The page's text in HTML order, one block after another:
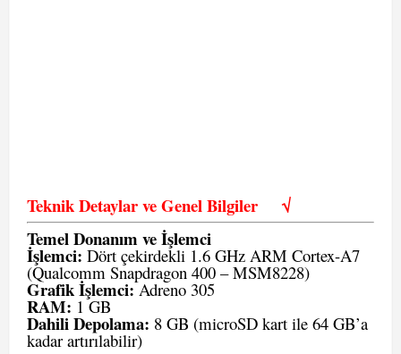
Teknik Detaylar ve Genel Bilgiler√
Temel Donanım ve İşlemci
İşlemci: Dört çekirdekli 1.6 GHz ARM Cortex-A7
(Qualcomm Snapdragon 400 – MSM8228)
Grafik İşlemci:Adreno 305
RAM: 1 GB
Dahili Depolama: 8 GB (microSD kart ile 64 GB’a
kadar artırılabilir)